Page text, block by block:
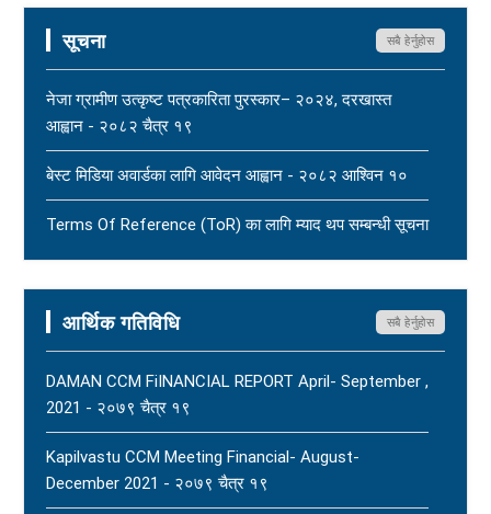
महासंघ बैतडी शाखाका अध्यक्ष नरिदत्त बडुलाई पितृशोक परेको दुःखद्
खबरले नेपाल पत्रकार महासंघ स्तब्ध र दुःखी - २०८३ साउन १७
New
धार्मिक सहिष्णुता, सामाजिक सद्भाव र शान्ति कायम राख्न नेपाल
पत्रकार महासंघको आग्रह - २०८३ साउन १५
New
सूचना सबै हेर्नुहोस
नेजा ग्रामीण उत्कृष्ट पत्रकारिता पुरस्कार– २०२४, दरखास्त
आह्वान - २०८२ चैत्र १९
बेस्ट मिडिया अवार्डका लागि आवेदन आह्वान - २०८२ आश्विन १०
Terms Of Reference (ToR) का लागि म्याद थप सम्बन्धी सूचना
आर्थिक गतिविधि सबै हेर्नुहोस
DAMAN CCM FiINANCIAL REPORT April- September ,
2021 - २०७९ चैत्र १९
Kapilvastu CCM Meeting Financial- August-
December 2021 - २०७९ चैत्र १९